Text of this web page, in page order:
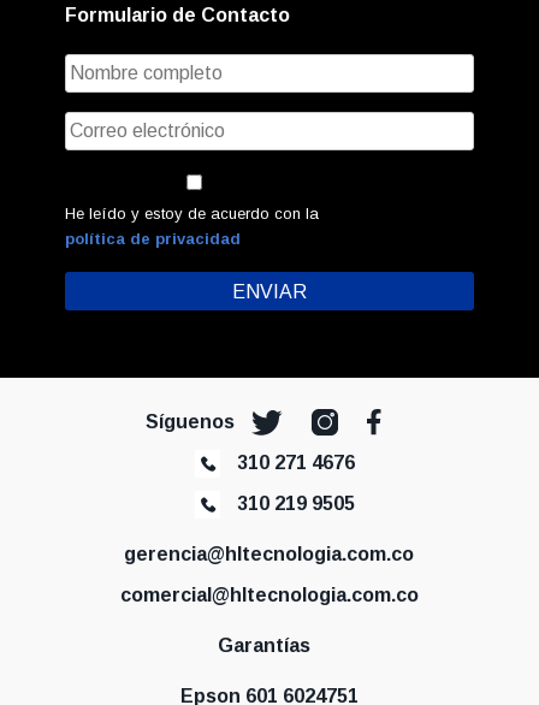
Formulario de Contacto
He leído y estoy de acuerdo con la
política de privacidad
Síguenos
310 271 4676
310 219 9505
gerencia@hltecnologia.com.co
comercial@hltecnologia.com.co
Garantías
Epson 601 6024751